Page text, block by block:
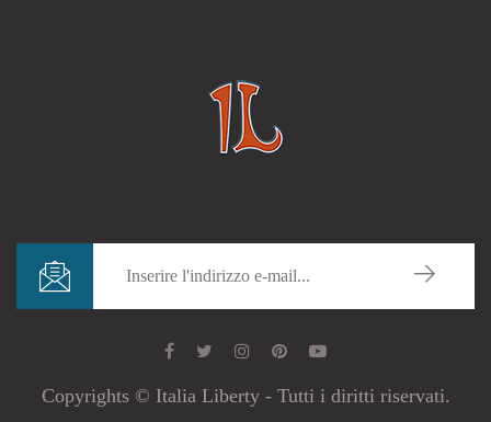
Copyrights © Italia Liberty - Tutti i diritti riservati.